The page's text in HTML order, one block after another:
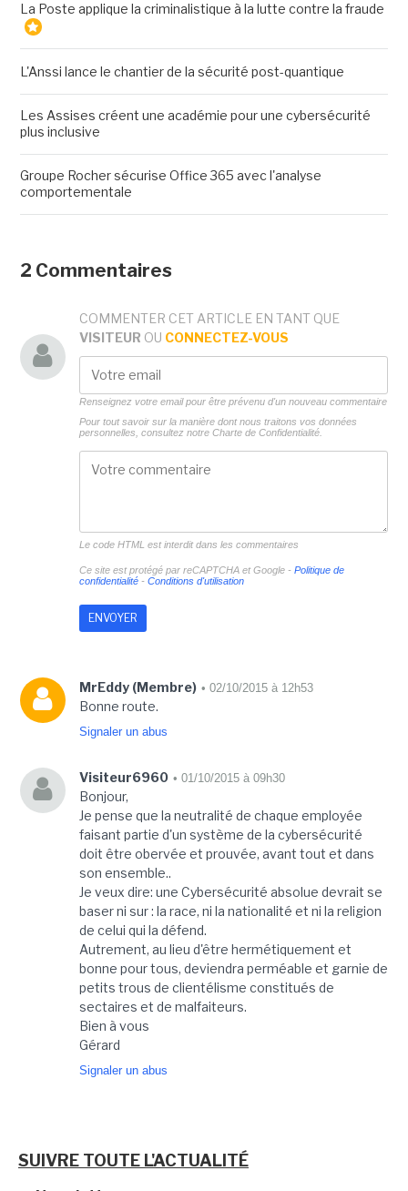
La Poste applique la criminalistique à la lutte contre la fraude
L'Anssi lance le chantier de la sécurité post-quantique
Les Assises créent une académie pour une cybersécurité
plus inclusive
Groupe Rocher sécurise Office 365 avec l'analyse
comportementale
2 Commentaires
COMMENTER CET ARTICLE EN TANT QUE
VISITEUR OU CONNECTEZ-VOUS
Renseignez votre email pour être prévenu d'un nouveau commentaire
Pour tout savoir sur la manière dont nous traitons vos données
personnelles, consultez notre Charte de Confidentialité.
Le code HTML est interdit dans les commentaires
Ce site est protégé par reCAPTCHA et Google - Politique de
confidentialité- Conditions d'utilisation
MrEddy (Membre) • 02/10/2015 à 12h53
Bonne route.
Signaler un abus
Visiteur6960 • 01/10/2015 à 09h30
Bonjour,
Je pense que la neutralité de chaque employée
faisant partie d'un système de la cybersécurité
doit être obervée et prouvée, avant tout et dans
son ensemble..
Je veux dire: une Cybersécurité absolue devrait se
baser ni sur : la race, ni la nationalité et ni la religion
de celui qui la défend.
Autrement, au lieu d'être hermétiquement et
bonne pour tous, deviendra perméable et garnie de
petits trous de clientélisme constitués de
sectaires et de malfaiteurs.
Bien à vous
Gérard
Signaler un abus
SUIVRE TOUTE L'ACTUALITÉ